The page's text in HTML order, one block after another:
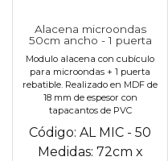
Alacena microondas
50cm ancho - 1 puerta
Modulo alacena con cubículo
para microondas + 1 puerta
rebatible. Realizado en MDF de
18 mm de espesor con
tapacantos de PVC
Código: AL MIC - 50
Medidas: 72cm x